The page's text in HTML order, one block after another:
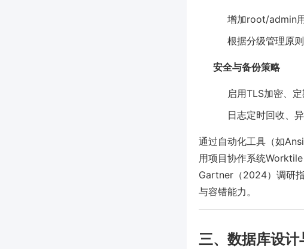
增加root/admin
根据分级管理原
安全与备份策略
启用TLS加密、
日志定时回收、异
通过自动化工具（如
用项目协作系统
Gartner（2024）调研
与容错能力。
三、数据库设